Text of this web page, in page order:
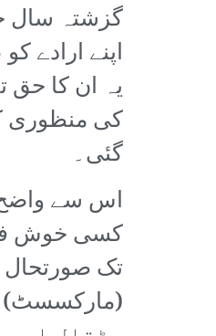
گزشتہ سال
یہ ان کا حق
گئی۔
اس سے واضح
کسی خوش